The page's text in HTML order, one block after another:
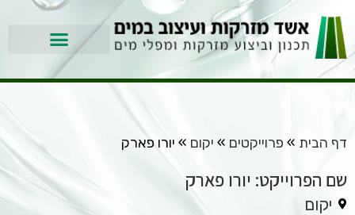
דף הבית » פרוייקטים » יקום » יורו פארק
שם הפרוייקט: יורו פארק
יקום